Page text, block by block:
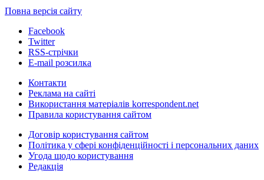
Повна версія сайту
Facebook
Twitter
RSS-стрічки
E-mail розсилка
Контакти
Реклама на сайті
Використання матеріалів korrespondent.net
Правила користування сайтом
Договір користування сайтом
Політика у сфері конфіденційності і персональних даних
Угода щодо користування
Редакція